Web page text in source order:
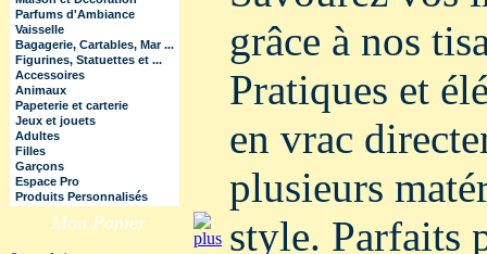
Parfums d'Ambiance
Vaisselle
Bagagerie, Cartables, Mar ...
Figurines, Statuettes et ...
Accessoires
Animaux
Papeterie et carterie
Jeux et jouets
Adultes
Filles
Garçons
Espace Pro
Produits Personnalisés
Mon Panier
grâce à nos
Pratiques et
en vrac
plusieurs
style. Parfaits